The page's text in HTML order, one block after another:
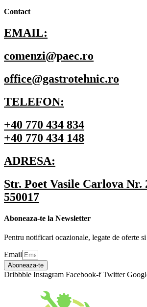
Contact
EMAIL:
comenzi@paec.ro
office@gastrotehnic.ro
TELEFON:
+40 770 434 834
+40 770 434 148
ADRESA:
Str. Poet Vasile Carlova Nr.
550017
Aboneaza-te la Newsletter
Pentru notificari ocazionale, legate de oferte
Email
Aboneaza-te
Dribbble Instagram Facebook-f Twitter